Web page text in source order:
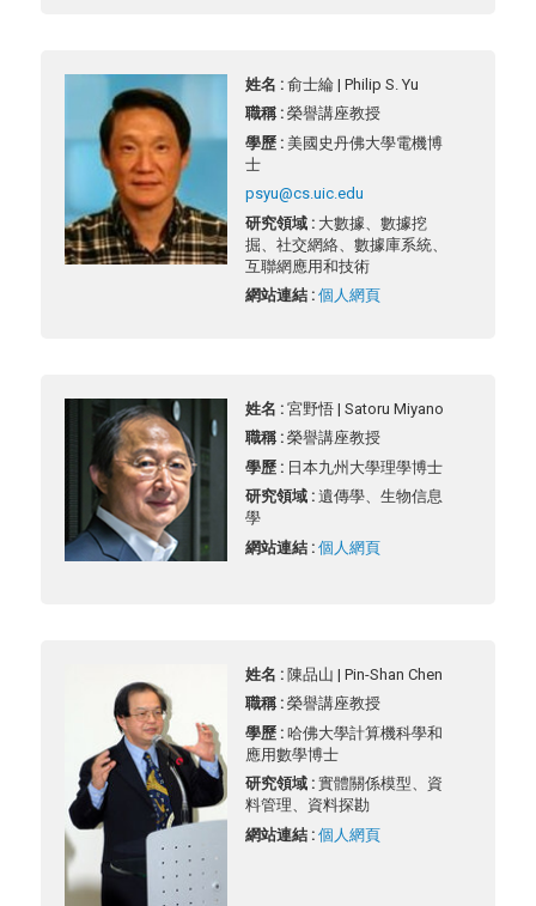
姓名 : 俞士綸 | Philip S. Yu
職稱 : 榮譽講座教授
學歷 : 美國史丹佛大學電機博
士
psyu@cs.uic.edu
研究領域 : 大數據、數據挖
掘、社交網絡、數據庫系統、
互聯網應用和技術
網站連結 : 個人網頁
姓名 : 宮野悟 | Satoru Miyano
職稱 : 榮譽講座教授
學歷 : 日本九州大學理學博士
研究領域 : 遺傳學、生物信息
學
網站連結 : 個人網頁
姓名 : 陳品山 | Pin-Shan Chen
職稱 : 榮譽講座教授
學歷 : 哈佛大學計算機科學和
應用數學博士
研究領域 : 實體關係模型、資
料管理、資料探勘
網站連結 : 個人網頁